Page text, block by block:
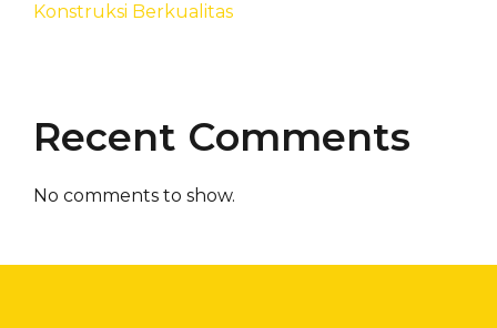
Konstruksi Berkualitas
Recent Comments
No comments to show.